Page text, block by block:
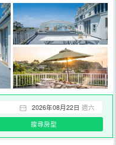
2026年08月22日 週六
搜尋房型